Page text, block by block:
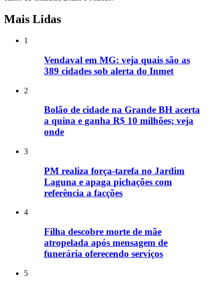
Mais Lidas
1
Vendaval em MG: veja quais são as
389 cidades sob alerta do Inmet
2
Bolão de cidade na Grande BH acerta
a quina e ganha R$ 10 milhões; veja
onde
3
PM realiza força-tarefa no Jardim
Laguna e apaga pichações com
referência a facções
4
Filha descobre morte de mãe
atropelada após mensagem de
funerária oferecendo serviços
5